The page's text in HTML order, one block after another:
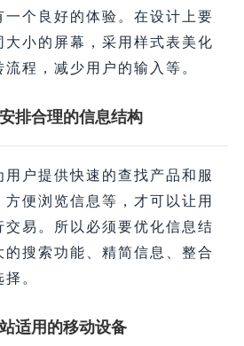
一个良好的体验。在设计上要
小的屏幕，采用样式表美化
程，减少用户的输入等。
排合理的信息结构
户提供快速的查找产品和服
便浏览信息等，才可以让用
交易。所以必须要优化信息结
搜索功能、精简信息、整合
。
适用的移动设备